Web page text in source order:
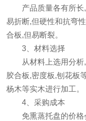
产品质量各有所长,
易折断,但硬性和抗弯
合板,但易断裂。
3、材料选择
从材料上选用分析,
胶合板,密度板,刨花板
杨木等实木进行加工。
4、采购成本
免熏蒸托盘的价格